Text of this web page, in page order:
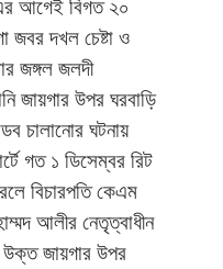
আগেই বিগত ২০
জবর দখল চেষ্টা ও
জঙ্গল জলদী
জায়গার উপর ঘরবাড়ি
চালানোর ঘটনায়
গত ১ ডিসেম্বর রিট
বিচারপতি কেএম
আলীর নেতৃত্বাধীন
উক্ত জায়গার উপর